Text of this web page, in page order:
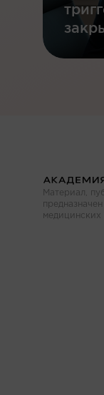
Материал,
медицинских